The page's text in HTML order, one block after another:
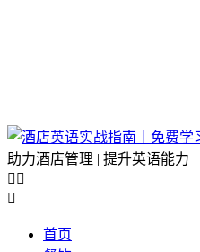
助力酒店管理 | 提升英语能力
 

首页